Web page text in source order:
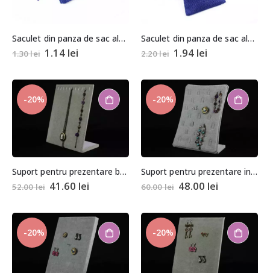
Saculet din panza de sac albastru aprox. 6,5x9cm
1.30lei 1.14 lei
Saculet din panza de sac albastru aprox. 9,5×13,5cm
2.20lei 1.94 lei
-20%
Suport pentru prezentare bratari sau coliere tip rama 24x20cm
52.00lei 41.60 lei
-20%
Suport pentru prezentare inele, pandantive, brose sau bratari tip rama 24x19cm
60.00lei 48.00 lei
-20% -20%